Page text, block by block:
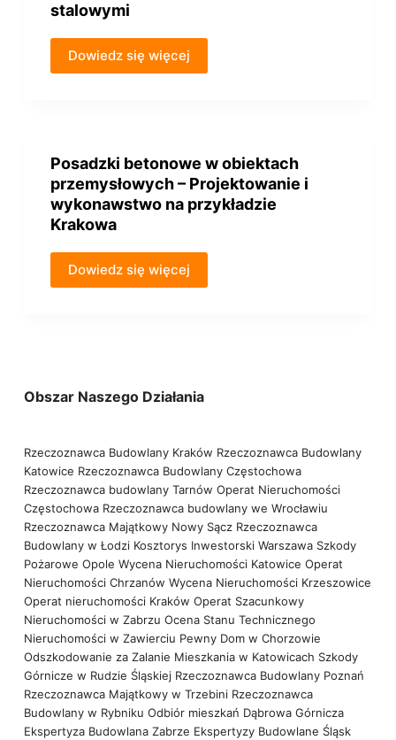
stalowymi
Dowiedz się więcej
Posadzki betonowe w obiektach
przemysłowych – Projektowanie i
wykonawstwo na przykładzie
Krakowa
Dowiedz się więcej
Obszar Naszego Działania
Rzeczoznawca Budowlany Kraków Rzeczoznawca Budowlany
Katowice Rzeczoznawca Budowlany Częstochowa
Rzeczoznawca budowlany Tarnów Operat Nieruchomości
Częstochowa Rzeczoznawca budowlany we Wrocławiu
Rzeczoznawca Majątkowy Nowy Sącz Rzeczoznawca
Budowlany w Łodzi Kosztorys Inwestorski Warszawa Szkody
Pożarowe Opole Wycena Nieruchomości Katowice Operat
Nieruchomości Chrzanów Wycena Nieruchomości Krzeszowice
Operat nieruchomości Kraków Operat Szacunkowy
Nieruchomości w Zabrzu Ocena Stanu Technicznego
Nieruchomości w Zawierciu Pewny Dom w Chorzowie
Odszkodowanie za Zalanie Mieszkania w Katowicach Szkody
Górnicze w Rudzie Śląskiej Rzeczoznawca Budowlany Poznań
Rzeczoznawca Majątkowy w Trzebini Rzeczoznawca
Budowlany w Rybniku Odbiór mieszkań Dąbrowa Górnicza
Ekspertyza Budowlana Zabrze Ekspertyzy Budowlane Śląsk